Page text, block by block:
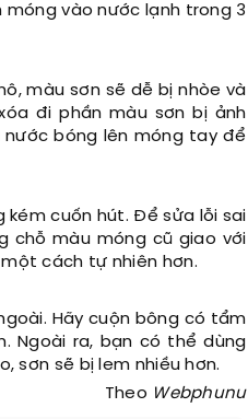
móng vào nước lạnh trong 3
màu sơn sẽ dễ bị nhòe và
đi phần màu sơn bị ảnh
bóng lên móng tay để
kém cuốn hút. Để sửa lỗi sai
chỗ màu móng cũ giao với
cách tự nhiên hơn.
Hãy cuộn bông có tẩm
Ngoài ra, bạn có thể dùng
sơn sẽ bị lem nhiều hơn.
Theo Webphunu